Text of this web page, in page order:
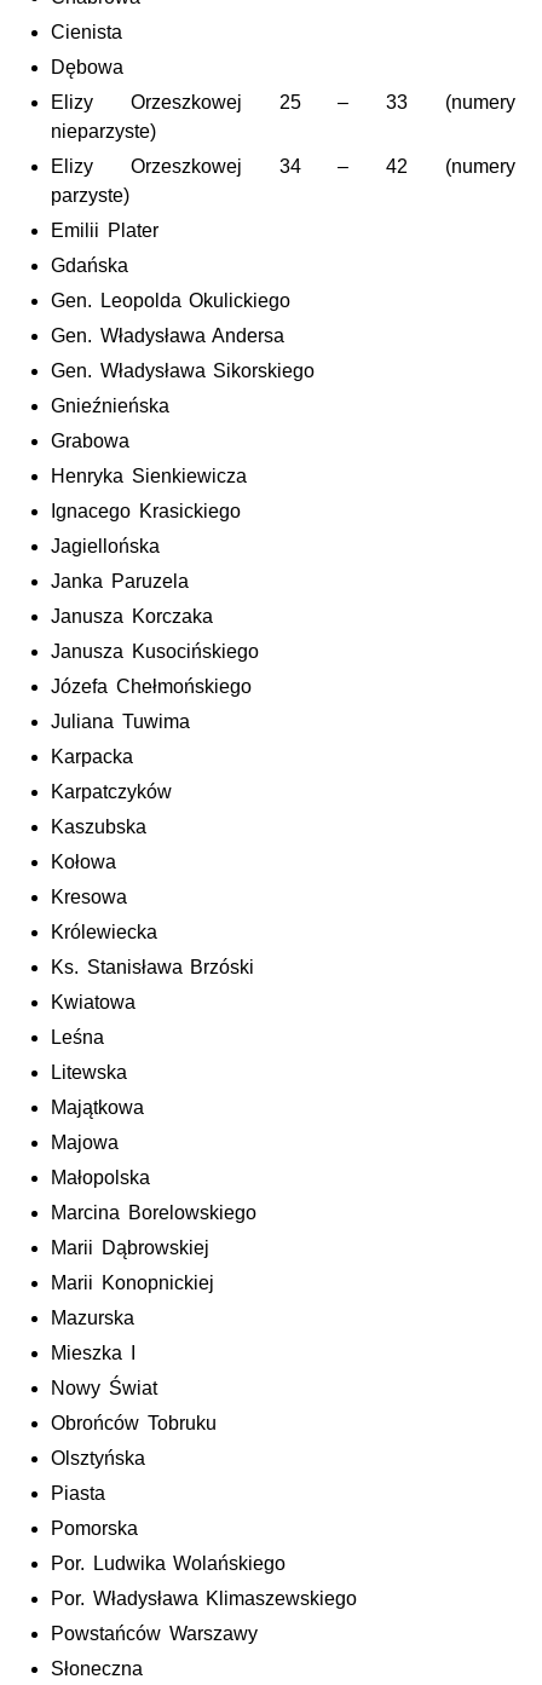
Cienista
Dębowa
Elizy Orzeszkowej 25 – 33 (numery
nieparzyste)
Elizy Orzeszkowej 34 – 42 (numery
parzyste)
Emilii Plater
Gdańska
Gen. Leopolda Okulickiego
Gen. Władysława Andersa
Gen. Władysława Sikorskiego
Gnieźnieńska
Grabowa
Henryka Sienkiewicza
Ignacego Krasickiego
Jagiellońska
Janka Paruzela
Janusza Korczaka
Janusza Kusocińskiego
Józefa Chełmońskiego
Juliana Tuwima
Karpacka
Karpatczyków
Kaszubska
Kołowa
Kresowa
Królewiecka
Ks. Stanisława Brzóski
Kwiatowa
Leśna
Litewska
Majątkowa
Majowa
Małopolska
Marcina Borelowskiego
Marii Dąbrowskiej
Marii Konopnickiej
Mazurska
Mieszka I
Nowy Świat
Obrońców Tobruku
Olsztyńska
Piasta
Pomorska
Por. Ludwika Wolańskiego
Por. Władysława Klimaszewskiego
Powstańców Warszawy
Słoneczna